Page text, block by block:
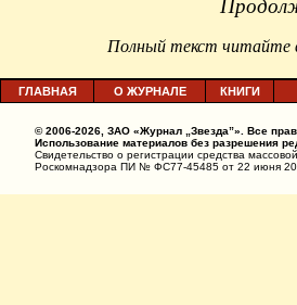
Полный текст читайте
ГЛАВНАЯ О ЖУРНАЛЕ КНИГИ
© 2006-2026, ЗАО «Журнал „Звезда”». Все
Использование материалов без разрешения
Свидетельство о регистрации средства
Роскомнадзора ПИ № ФС77-45485 от 22 июня